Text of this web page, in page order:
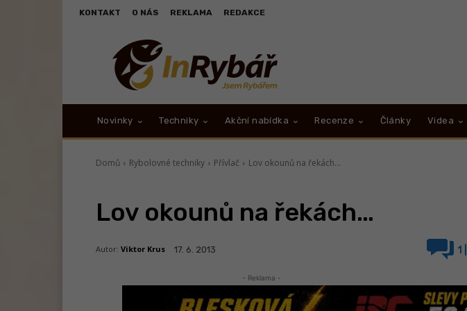
KONTAKT O NÁS REKLAMA REDAKCE
Novinky Techniky Akční nabídka Recenze Články Videa
Domů Rybolovné techniky Přívlač Lov okounů na řekách…
Lov okounů na řekách…
Autor: Viktor Krus 17. 6. 2013 1
- Reklama -